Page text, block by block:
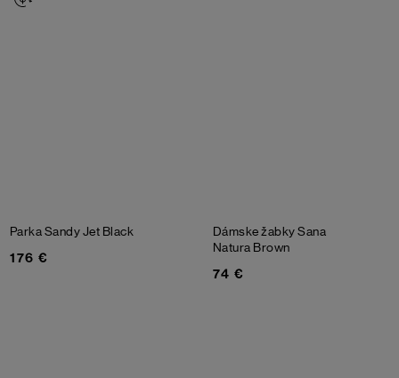
Parka SandyJet Black
176 €
Dámske žabky Sana
Natura Brown
74 €